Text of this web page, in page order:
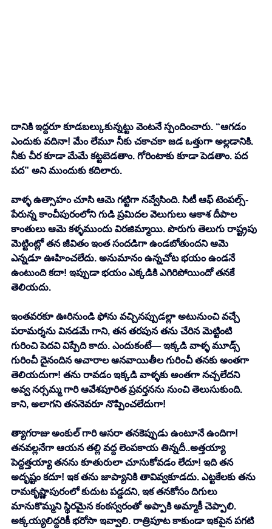
దానికి ఇద్దరూ కూడబల్కుకున్నట్టు వెంటనే స్పందించారు. “ఆగడం
ఎందుకు వదినా! మేం లేమూ నీకు చకాచకా జడ ఒత్తుగా అల్లడానికి.
నీకు చీర కూడా మేమే కట్టబెడతాం. గోరింటాకు కూడా పెడతాం. పద
పద” అని ముందుకు కదిలారు.
వాళ్ళ ఉత్సాహం చూసి ఆమె గట్టిగా నవ్వేసింది. సిటీ ఆఫ్ టెంపల్స్-
పేరున్న కాంచీపురంలోని గుడి ప్రమిదల వెలుగులు ఆకాశ దీపాల
కాంతులు ఆమె కళ్ళముందు విరజిమ్మాయి. పొరుగు తెలుగు రాష్ట్రపు
మెట్టింట్లో తన జీవితం ఇంత సందడిగా ఉండబోతుందని ఆమె
ఎన్నడూ ఊహించలేదు. అనుమానం ఉన్నచోట భయం ఉండనే
ఉంటుంది కదా! ఇప్పుడా భయం ఎక్కడికి ఎగిరిపోయిందో తనకే
తెలియదు.
ఇంతవరకూ ఊరినుండి ఫోను వచ్చినప్పుడల్లా అటునుంచి వచ్చే
పరామర్శను వినడమే గాని, తన తరపున తను చేరిన మెట్టింటి
గురించి పెదవి విప్పేది కాదు. ఎందుకంటే— ఇక్కడి వాళ్ళ మూడ్స్
గురించీ దైనందిన ఆచారాల ఆనవాయితీల గురించీ తనకు అంతగా
తెలియదుగా! తను రావడం ఇక్కడి వాళ్ళకు అంతగా నచ్చలేదని
అవ్వ నర్సమ్మ గారి ఆవేశపూరిత ప్రవర్తనను నుంచి తెలుసుకుంది.
కాని, అలాగని తననెవరూ నొప్పించలేదుగా!
త్యాగరాజు అంకుల్ గారి ఆసరా తనకెప్పుడు ఉంటూనే ఉందిగా!
తనవల్లనేగా ఆయన తల్లి వద్ద లెంపకాయ తిన్నదీ..అత్తయ్యా
పెద్దత్తయ్యా తనను కూతురులా చూసుకోవడం లేదూ! ఇది తన
అదృష్టం కదూ! ఇక తను జాప్యానికి తావివ్వకూడదు. ఎట్టకేలకు తను
రామకృష్ణాపురంలో కుదుట పడ్డదని, ఇక తనకోసం దిగులు
మానుకొమ్మని స్థిరమైన కంఠస్వరంతో అప్పాకి అమ్మాకీ చెప్పాలి.
అక్కయ్యలిద్దరికీ భరోసా ఇవ్వాలి. రాత్రిపూట కాకుండా ఇకపైన పగటి